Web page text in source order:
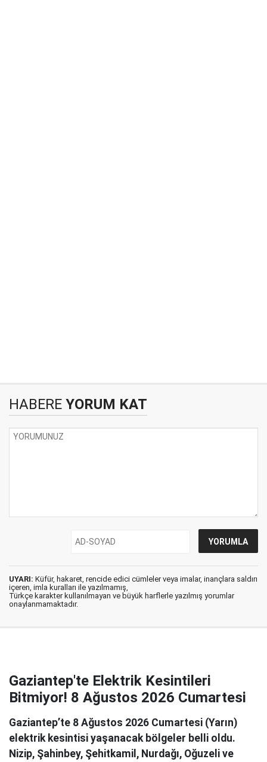
HABERE YORUM KAT
UYARI: Küfür, hakaret, rencide edici cümleler veya imalar, inançlara saldırı
içeren, imla kuralları ile yazılmamış,
Türkçe karakter kullanılmayan ve büyük harflerle yazılmış yorumlar
onaylanmamaktadır.
Gaziantep'te Elektrik Kesintileri
Bitmiyor! 8 Ağustos 2026 Cumartesi
Gaziantep’te 8 Ağustos 2026 Cumartesi (Yarın)
elektrik kesintisi yaşanacak bölgeler belli oldu.
Nizip, Şahinbey, Şehitkamil, Nurdağı, Oğuzeli ve